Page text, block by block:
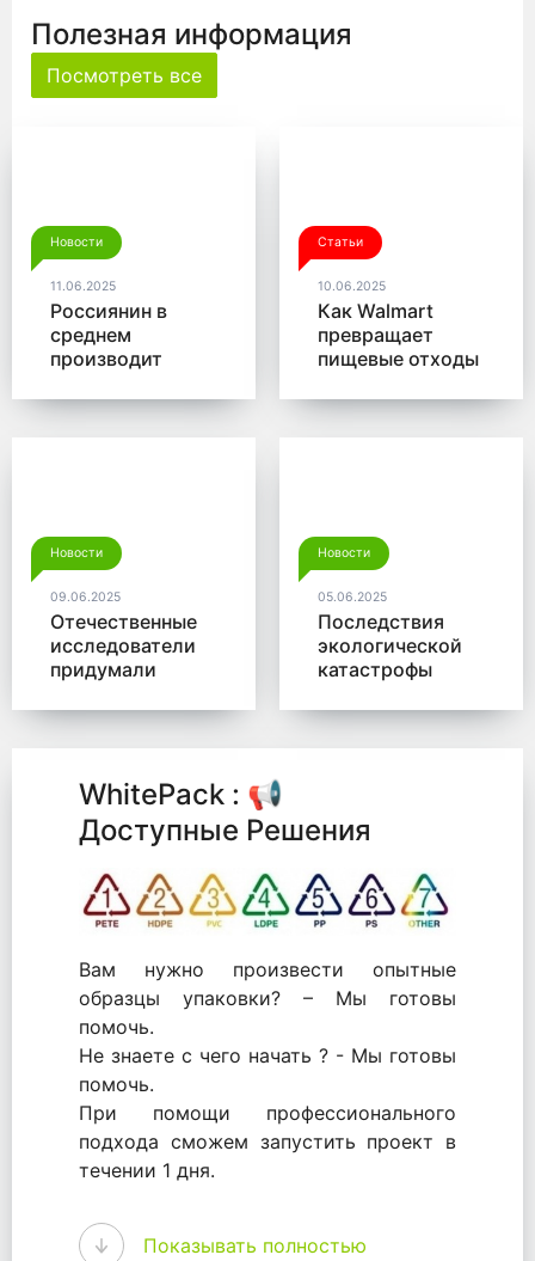
Полезная информация
Посмотреть все
Новости
11.06.2025
Россиянин в
среднем
производит
мусора в год
Статьи
10.06.2025
Как Walmart
превращает
пищевые отходы
Новости
09.06.2025
Отечественные
исследователи
придумали
для утилизации
Новости
05.06.2025
Последствия
экологической
катастрофы
микробы от
WhitePack : 📢
Доступные Решения
Вам нужно произвести опытные
образцы упаковки? – Мы готовы
помочь.
Не знаете с чего начать ? - Мы готовы
помочь.
При помощи профессионального
подхода сможем запустить проект в
течении 1 дня.
WhitePack - перерабатываем пластик.
Мы принимали самое активное
Показывать полностью